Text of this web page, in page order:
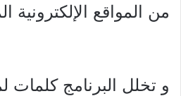
من المواقع الإلكترونية
و ⁠تخلل البرنامج